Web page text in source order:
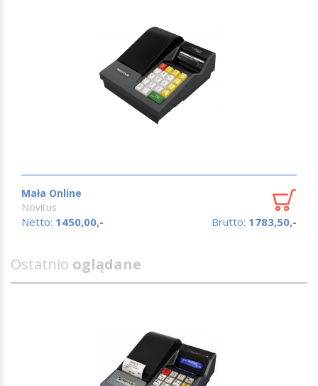
Mała Online
Novitus
Netto: 1450,00,- Brutto: 1783,50,-
Ostatnio oglądane